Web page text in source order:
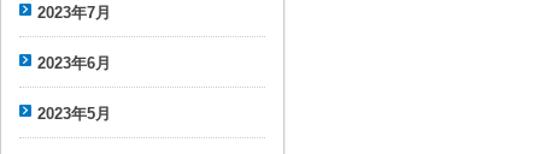
2023年7月
2023年6月
2023年5月